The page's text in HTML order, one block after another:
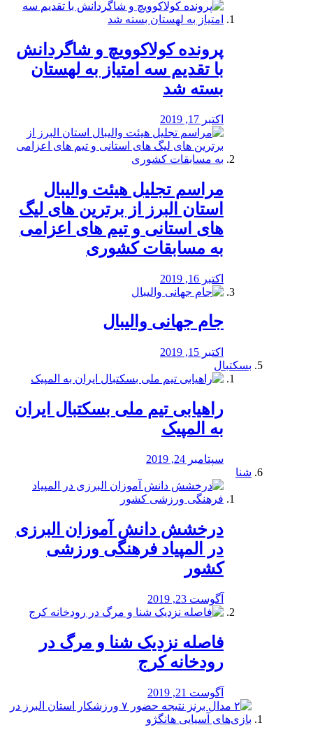
پرونده کولاکوویچ و شاگردانش
با تقدیم سه امتیاز به لهستان
بسته شد
اکتبر 17, 2019
مراسم تجلیل هیئت والیبال
استان البرز از برترین های لیگ
های استانی و تیم های اعزامی
به مسابقات کشوری
اکتبر 16, 2019
جام جهانی والیبال
اکتبر 15, 2019
بسکتبال
راهیابی تیم ملی بسکتبال ایران
به المپیک
سپتامبر 24, 2019
شنا
درخشش دانش آموزان البرزی
در المپیاد فرهنگی ورزشی
کشور
آگوست 23, 2019
️فاصله نزدیک شنا و مرگ در
رودخانه کرج
آگوست 21, 2019